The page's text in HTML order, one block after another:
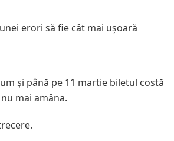
erori să fie cât mai ușoară
și până pe 11 martie biletul costă
mai amâna.